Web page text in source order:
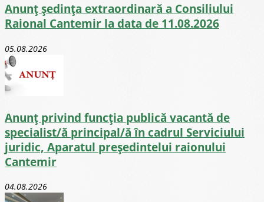
Anunț ședința extraordinară a Consiliului
Raional Cantemir la data de 11.08.2026
05.08.2026
Anunț privind funcția publică vacantă de
specialist/ă principal/ă în cadrul Serviciului
juridic, Aparatul președintelui raionului
Cantemir
04.08.2026